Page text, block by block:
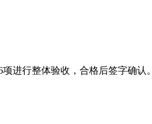
进行整体验收，合格后签字确认。